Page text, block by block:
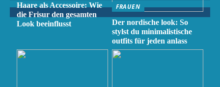
Haare als Accessoire: Wie
die Frisur den gesamten
Look beeinflusst
FRAUEN
Der nordische look: So
stylst du minimalistische
outfits für jeden anlass